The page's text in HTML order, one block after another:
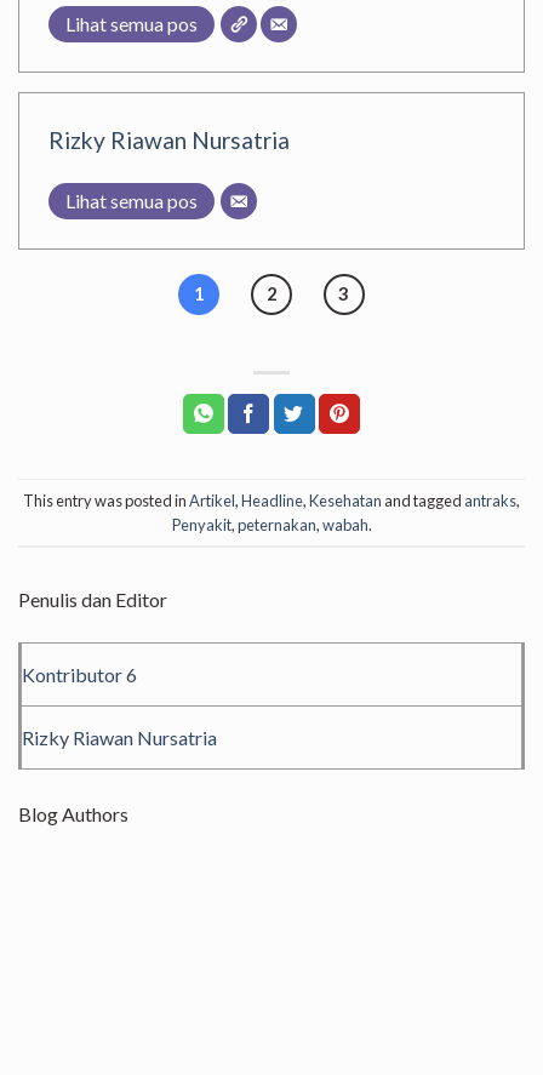
Lihat semua pos
Rizky Riawan Nursatria
Lihat semua pos
1 2 3
This entry was posted inArtikel,Headline,Kesehatan and tagged antraks,
Penyakit,peternakan,wabah.
Penulis dan Editor
Kontributor 6
Rizky Riawan Nursatria
Blog Authors